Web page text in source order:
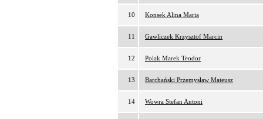
10 Konsek Alina Maria
11 Gawliczek Krzysztof Marcin
12 Polak Marek Teodor
13 Barchański Przemysław Mateusz
14 Wowra Stefan Antoni